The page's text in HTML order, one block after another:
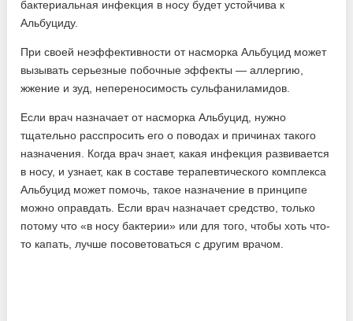
бактериальная инфекция в носу будет устойчива к
Альбуциду.
При своей неэффективности от насморка Альбуцид может
вызывать серьезные побочные эффекты — аллергию,
жжение и зуд, непереносимость сульфаниламидов.
Если врач назначает от насморка Альбуцид, нужно
тщательно расспросить его о поводах и причинах такого
назначения. Когда врач знает, какая инфекция развивается
в носу, и узнает, как в составе терапевтического комплекса
Альбуцид может помочь, такое назначение в принципе
можно оправдать. Если врач назначает средство, только
потому что «в носу бактерии» или для того, чтобы хоть что-
то капать, лучше посоветоваться с другим врачом.